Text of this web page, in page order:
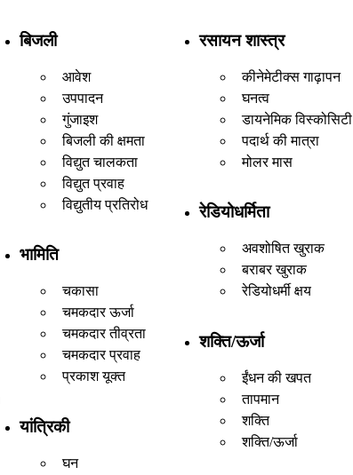
बिजली
आवेश
उपपादन
गुंजाइश
बिजली की क्षमता
विद्युत चालकता
विद्युत प्रवाह
विद्युतीय प्रतिरोध
भामिति
चकासा
चमकदार ऊर्जा
चमकदार तीव्रता
चमकदार प्रवाह
प्रकाश यूक्त
यांत्रिकी
घन
रसायन शास्त्र
कीनेमेटीक्स गाढ़ापन
घनत्व
डायनेमिक विस्कोसिटी
पदार्थ की मात्रा
मोलर मास
रेडियोधर्मिता
अवशोषित खुराक
बराबर खुराक
रेडियोधर्मी क्षय
शक्ति/ऊर्जा
ईंधन की खपत
तापमान
शक्ति
शक्ति/ऊर्जा